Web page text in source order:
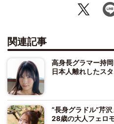
関連記事
高身長グラマー持
日本人離れしたス
“長身グラドル”芹
28歳の大人フェロ